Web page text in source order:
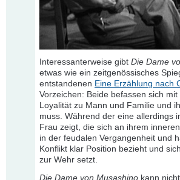
Interessanterweise gibt Die Dame
etwas wie ein zeitgenössisches
entstandenen Eine Erzählung nach
Vorzeichen: Beide befassen sich
Loyalität zu Mann und Familie und
muss. Während der eine allerdings
Frau zeigt, die sich an ihrem
in der feudalen Vergangenheit und
Konflikt klar Position bezieht und
zur Wehr setzt.
Die Dame von Musashino kann